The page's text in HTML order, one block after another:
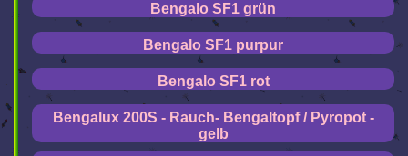
Bengalo SF1 grün
Bengalo SF1 purpur
Bengalo SF1 rot
Bengalux 200S - Rauch- Bengaltopf / Pyropot -
gelb